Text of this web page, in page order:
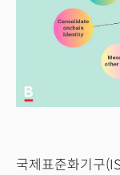
국제표준화기구